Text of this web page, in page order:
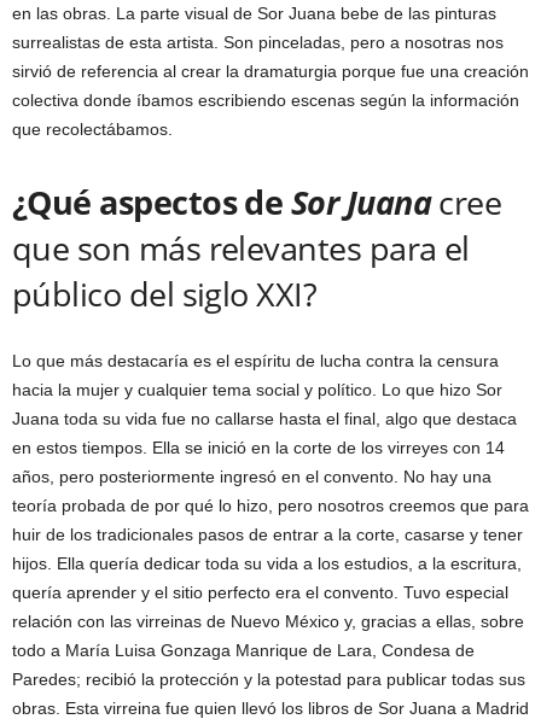
en las obras. La parte visual de Sor Juana bebe de las pinturas
surrealistas de esta artista. Son pinceladas, pero a nosotras nos
sirvió de referencia al crear la dramaturgia porque fue una creación
colectiva donde íbamos escribiendo escenas según la información
que recolectábamos.
¿Qué aspectos deSor Juanacree
que son más relevantes para el
público del siglo XXI?
Lo que más destacaría es el espíritu de lucha contra la censura
hacia la mujer y cualquier tema social y político. Lo que hizo Sor
Juana toda su vida fue no callarse hasta el final, algo que destaca
en estos tiempos. Ella se inició en la corte de los virreyes con 14
años, pero posteriormente ingresó en el convento. No hay una
teoría probada de por qué lo hizo, pero nosotros creemos que para
huir de los tradicionales pasos de entrar a la corte, casarse y tener
hijos. Ella quería dedicar toda su vida a los estudios, a la escritura,
quería aprender y el sitio perfecto era el convento. Tuvo especial
relación con las virreinas de Nuevo México y, gracias a ellas, sobre
todo a María Luisa Gonzaga Manrique de Lara, Condesa de
Paredes; recibió la protección y la potestad para publicar todas sus
obras. Esta virreina fue quien llevó los libros de Sor Juana a Madrid